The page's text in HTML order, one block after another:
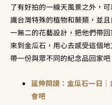
了有好拍的一線天風景之外，
識台灣特殊的植物和蕨類，並
一無二的花藝設計，把他們帶回
來到金瓜石，用心去感受這個
帶一份與眾不同的紀念品回家吧
延伸閱讀：金瓜石一日
會吧